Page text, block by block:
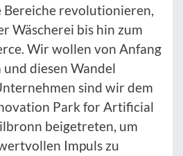
revolutionieren,
Wäscherei bis hin zum
Wir wollen von Anfang
diesen Wandel
sind wir dem
Park for Artificial
beigetreten, um
Impuls zu